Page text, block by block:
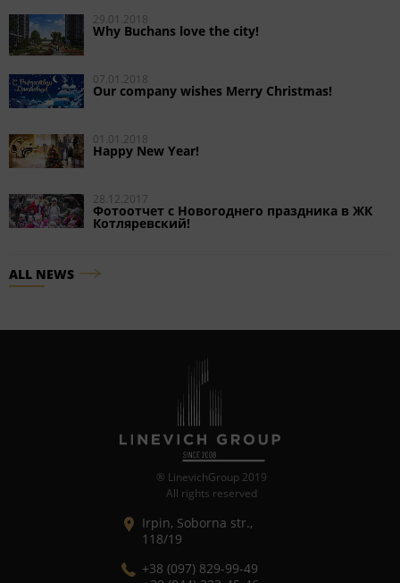
29.01.2018
Why Buchans love the city!
07.01.2018
Our company wishes Merry Christmas!
01.01.2018
Happy New Year!
28.12.2017
Фотоотчет с Новогоднего праздника в ЖК
Котляревский!
ALL NEWS
® LinevichGroup 2019
All rights reserved
Irpin, Soborna str.,
118/19
+38 (097) 829-99-49